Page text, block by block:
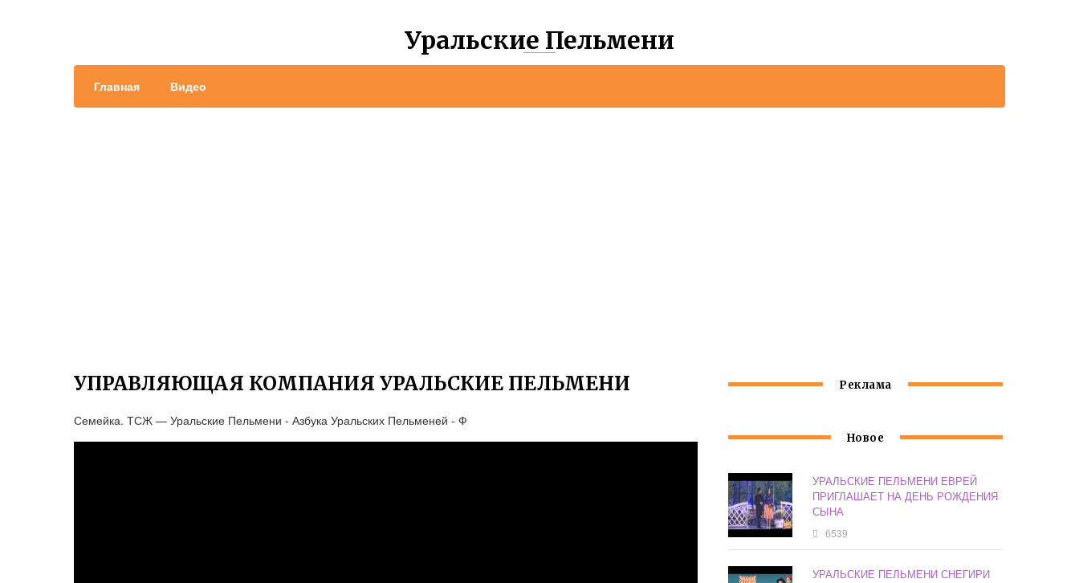
Уральские Пельмени
Главная Видео
УПРАВЛЯЮЩАЯ КОМПАНИЯ УРАЛЬСКИЕ ПЕЛЬМЕНИ
Семейка. ТСЖ — Уральские Пельмени - Азбука Уральских Пельменей - Ф
Реклама
Новое
УРАЛЬСКИЕ ПЕЛЬМЕНИ ЕВРЕЙ
ПРИГЛАШАЕТ НА ДЕНЬ РОЖДЕНИЯ
СЫНА
6539
УРАЛЬСКИЕ ПЕЛЬМЕНИ СНЕГИРИ